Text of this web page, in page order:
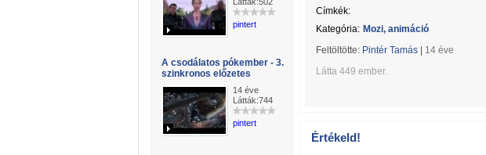
pintert
A csodálatos pókember - 3.
szinkronos előzetes
14 éve
Látták:744
pintert
Címkék:
Kategória: Mozi, animáció
Feltöltötte: Pintér Tamás
14 éve
Látta 449 ember.
Értékeld!